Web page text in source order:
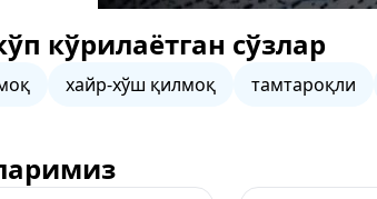
кўрилаётган сўзлар
хайр-хўш қилмоқ тамтароқли